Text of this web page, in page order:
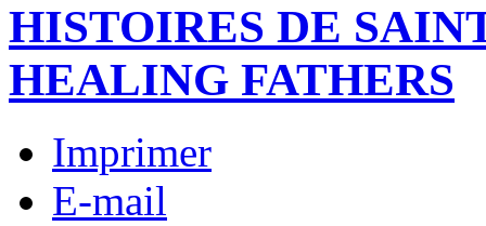
HISTOIRES DE
HEALING FATHERS
Imprimer
E-mail